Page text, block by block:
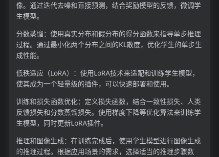
像。通过迭代去噪和直接预测，结合奖励模型的反馈，微调学
生模型。
分数蒸馏：使用真实分布和假分布的得分函数来指导单步推理
过程。通过最小化两个分布之间的KL散度，优化学生的单步生
成性能。
低秩适应（LoRA）：使用LoRA技术来适配和训练学生模型，
使其成为一个轻量级的插件，可以快速部署和使用。
训练和损失函数优化：定义损失函数，结合一致性损失、人类
反馈损失和分数蒸馏损失。使用梯度下降等优化算法来训练学
生模型，同时更新LoRA插件。
推理和图像生成：在训练完成后，使用学生模型进行图像生成
的推理过程。根据应用场景的需求，选择适当的推理步骤数